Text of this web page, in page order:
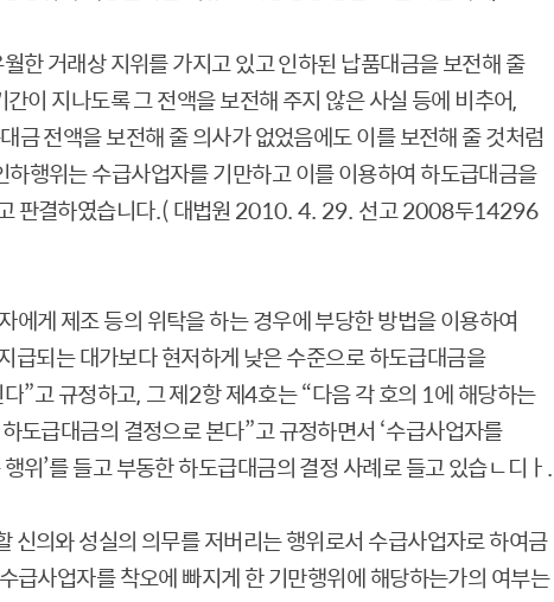
한 거래상 지위를 가지고 있고 인하된 납품대금을 보전해 줄
이 지나도록 그 전액을 보전해 주지 않은 사실 등에 비추어,
금 전액을 보전해 줄 의사가 없었음에도 이를 보전해 줄 것처럼
하행위는 수급사업자를 기만하고 이를 이용하여 하도급대금을
판결하였습니다.(대법원 2010. 4. 29. 선고2008두14296
에게 제조 등의 위탁을 하는 경우에 부당한 방법을 이용하여
급되는 대가보다 현저하게 낮은 수준으로 하도급대금을
”고 규정하고, 그 제2항 제4호는“다음 각 호의 1에 해당하는
도급대금의 결정으로 본다”고 규정하면서 ‘수급사업자를
위’를 들고 부동한 하도급대금의 결정 사례로 들고 있습ㄴ디 ㅏ.
신의와 성실의 의무를 저버리는 행위로서 수급사업자로 하여금
급사업자를 착오에 빠지게 한 기만행위에 해당하는가의 여부는